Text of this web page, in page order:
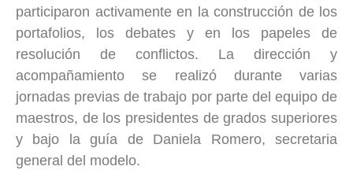
participaron activamente en la construcción de los
portafolios, los debates y en los papeles de
resolución de conflictos. La dirección y
acompañamiento se realizó durante varias
jornadas previas de trabajo por parte del equipo de
maestros, de los presidentes de grados superiores
y bajo la guía de Daniela Romero, secretaria
general del modelo.